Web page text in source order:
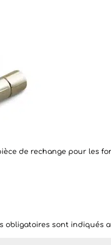
de rechange pour les
obligatoires sont indiqués